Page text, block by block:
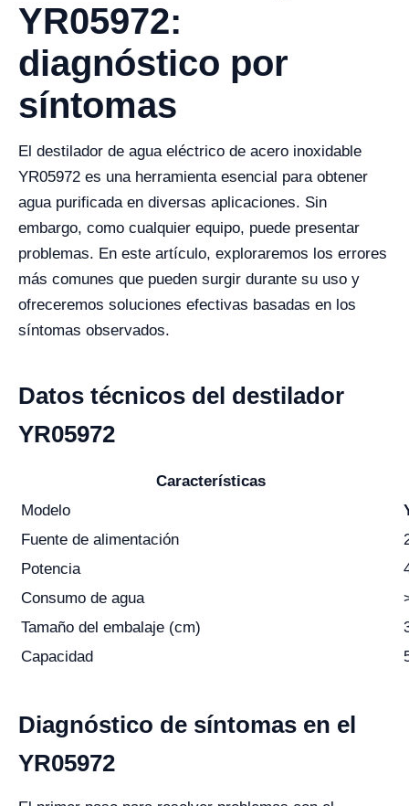
YR05972:
diagnóstico por
síntomas
El destilador de agua eléctrico de acero inoxidable
YR05972 es una herramienta esencial para obtener
agua purificada en diversas aplicaciones. Sin
embargo, como cualquier equipo, puede presentar
problemas. En este artículo, exploraremos los errores
más comunes que pueden surgir durante su uso y
ofreceremos soluciones efectivas basadas en los
síntomas observados.
Datos técnicos del destilador
YR05972
Características
Modelo
Fuente de alimentación
Potencia
Consumo de agua
Tamaño del embalaje (cm)
Capacidad
Diagnóstico de síntomas en el
YR05972